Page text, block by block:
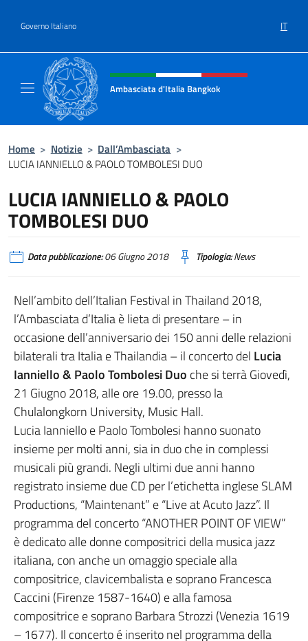
Governo Italiano IT
Intestazione sito, social e menù
Ambasciata d'Italia Bangkok
Home > Notizie > Dall’Ambasciata >
LUCIA IANNIELLO & PAOLO TOMBOLESI DUO
LUCIA IANNIELLO & PAOLO
TOMBOLESI DUO
Data pubblicazione:06 Giugno 2018 Tipologia:News
Nell’ambito dell’Italian Festival in Thailand 2018,
l’Ambasciata d’Italia è lieta di presentare – in
occasione dell’anniversario dei 150 anni delle relazioni
bilaterali tra Italia e Thailandia – il concerto del Lucia
Ianniello & Paolo Tombolesi Duo che si terrà Giovedì,
21 Giugno 2018, alle ore 19.00, presso la
Chulalongkorn University, Music Hall.
Lucia Ianniello e Paolo Tombolesi hanno suonato
insieme per molti anni, sia in duo che in complessi
musicali più grandi. Negli ultimi due anni hanno
registrato insieme due CD per l’etichetta inglese SLAM
Productions, “Maintenant” e “Live at Acuto Jazz”. Il
programma del concerto “ANOTHER POINT OF VIEW”
è dedicato alle donne compositrici della musica jazz
italiana, con anche un omaggio speciale alla
compositrice, clavicembalista e soprano Francesca
Caccini (Firenze 1587-1640) e alla famosa
compositrice e soprano Barbara Strozzi (Venezia 1619
– 1677). Il concerto é inserito nel programma della